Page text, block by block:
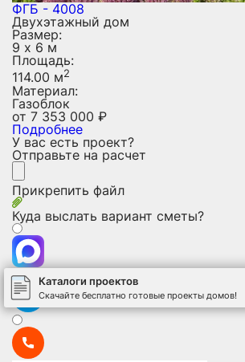
ФГБ - 4008
Двухэтажный дом
Размер:
9 х 6 м
Площадь:
114.00 м2
Материал:
Газоблок
от 7 353 000 ₽
Подробнее
У вас есть проект?
Отправьте на расчет
Прикрепить файл
Куда выслать вариант сметы?
Каталоги проектов
Скачайте бесплатно готовые проекты домов!